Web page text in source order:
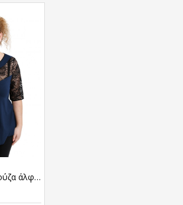
A20-247D Μπλούζα άλφα κομποζέ με δαντέλα - Μπλε Μαρέν